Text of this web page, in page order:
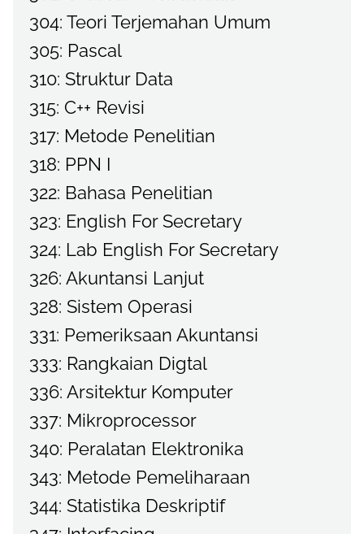
304: Teori Terjemahan Umum
305: Pascal
310: Struktur Data
315: C++ Revisi
317: Metode Penelitian
318: PPN I
322: Bahasa Penelitian
323: English For Secretary
324: Lab English For Secretary
326: Akuntansi Lanjut
328: Sistem Operasi
331: Pemeriksaan Akuntansi
333: Rangkaian Digtal
336: Arsitektur Komputer
337: Mikroprocessor
340: Peralatan Elektronika
343: Metode Pemeliharaan
344: Statistika Deskriptif